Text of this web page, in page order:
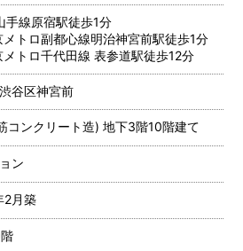
線原宿駅徒歩1分
トロ副都心線明治神宮前駅徒歩1分
トロ千代田線 表参道駅徒歩12分
谷区神宮前
コンクリート造) 地下3階10階建て
ン
2月築